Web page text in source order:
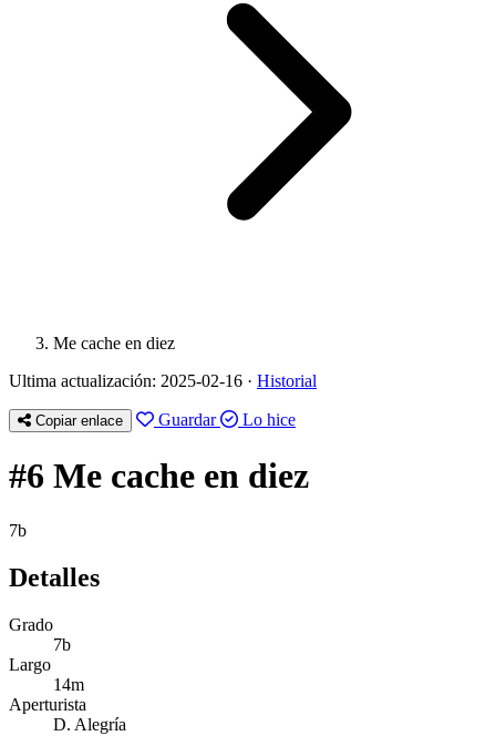
Me cache en diez
Ultima actualización: 2025-02-16 · Historial
Copiar enlace Guardar Lo hice
#6 Me cache en diez
7b
Detalles
Grado
7b
Largo
14m
Aperturista
D. Alegría